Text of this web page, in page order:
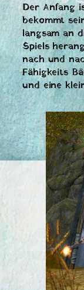
Der Anfang
bekommt
langsam an
Spiels
nach und
Fähigkeits
und eine